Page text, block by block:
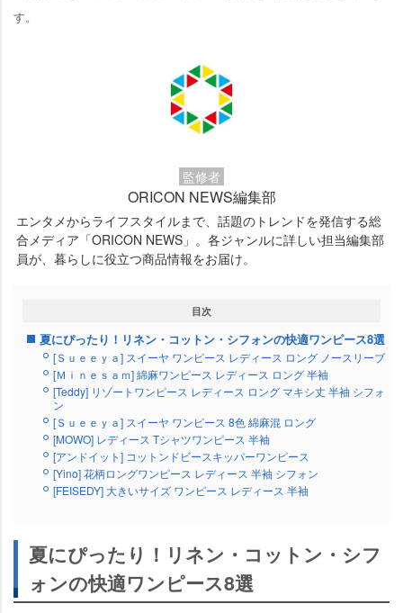
す。
監修者
ORICON NEWS編集部
エンタメからライフスタイルまで、話題のトレンドを発信する総
合メディア「ORICON NEWS」。各ジャンルに詳しい担当編集部
員が、暮らしに役立つ商品情報をお届け。
目次
夏にぴったり！リネン・コットン・シフォンの快適ワンピース8選
[Ｓｕｅｅｙａ] スイーヤ ワンピース レディース ロング ノースリーブ
[Ｍｉｎｅｓａｍ] 綿麻ワンピース レディース ロング 半袖
[Teddy] リゾートワンピース レディース ロング マキシ丈 半袖 シフォ
ン
[Ｓｕｅｅｙａ] スイーヤ ワンピース 8色 綿麻混 ロング
[MOWO] レディース Tシャツワンピース 半袖
[アンドイット] コットンドビースキッパーワンピース
[Yino] 花柄ロングワンピース レディース 半袖 シフォン
[FEISEDY] 大きいサイズ ワンピース レディース 半袖
夏にぴったり！リネン・コットン・シフ
ォンの快適ワンピース8選